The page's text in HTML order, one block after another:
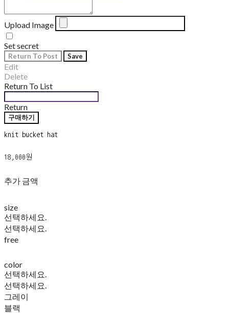
Upload Image
Set secret
Return To Post Save
Edit
Delete
Return To List
Return
구매하기
knit bucket hat
18,000원
추가 금액
size
선택하세요.
선택하세요.
free
color
선택하세요.
선택하세요.
그레이
블랙